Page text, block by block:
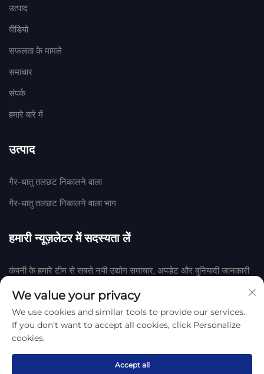
उत्पाद
वीडियो
सफलता के मामले
समाचार
संपर्क
हमारे बारे में
उत्पाद
गैर-धातु तलछट निकालने वाला
गैर-धातु तलछट निकालने वाला भाग
हमारी न्यूज़लेटर में सदस्यता लें
कंपनी के हमारे टीम से सबसे नयी उद्योग समाचार, अपडेट और बुनियादी जानकारी
सदस्यता लें
नीति
We value your privacy
We use cookies and similar tools to provide our services.
If you don't want to accept all cookies, click Personalize
cookies.
Accept all